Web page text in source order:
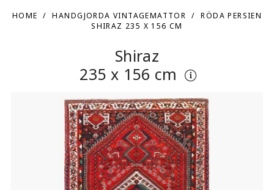
HOME HANDGJORDA VINTAGEMATTOR
RÖDA PERSIEN
SHIRAZ 235 X 156 CM
Shiraz
235 x 156 cm